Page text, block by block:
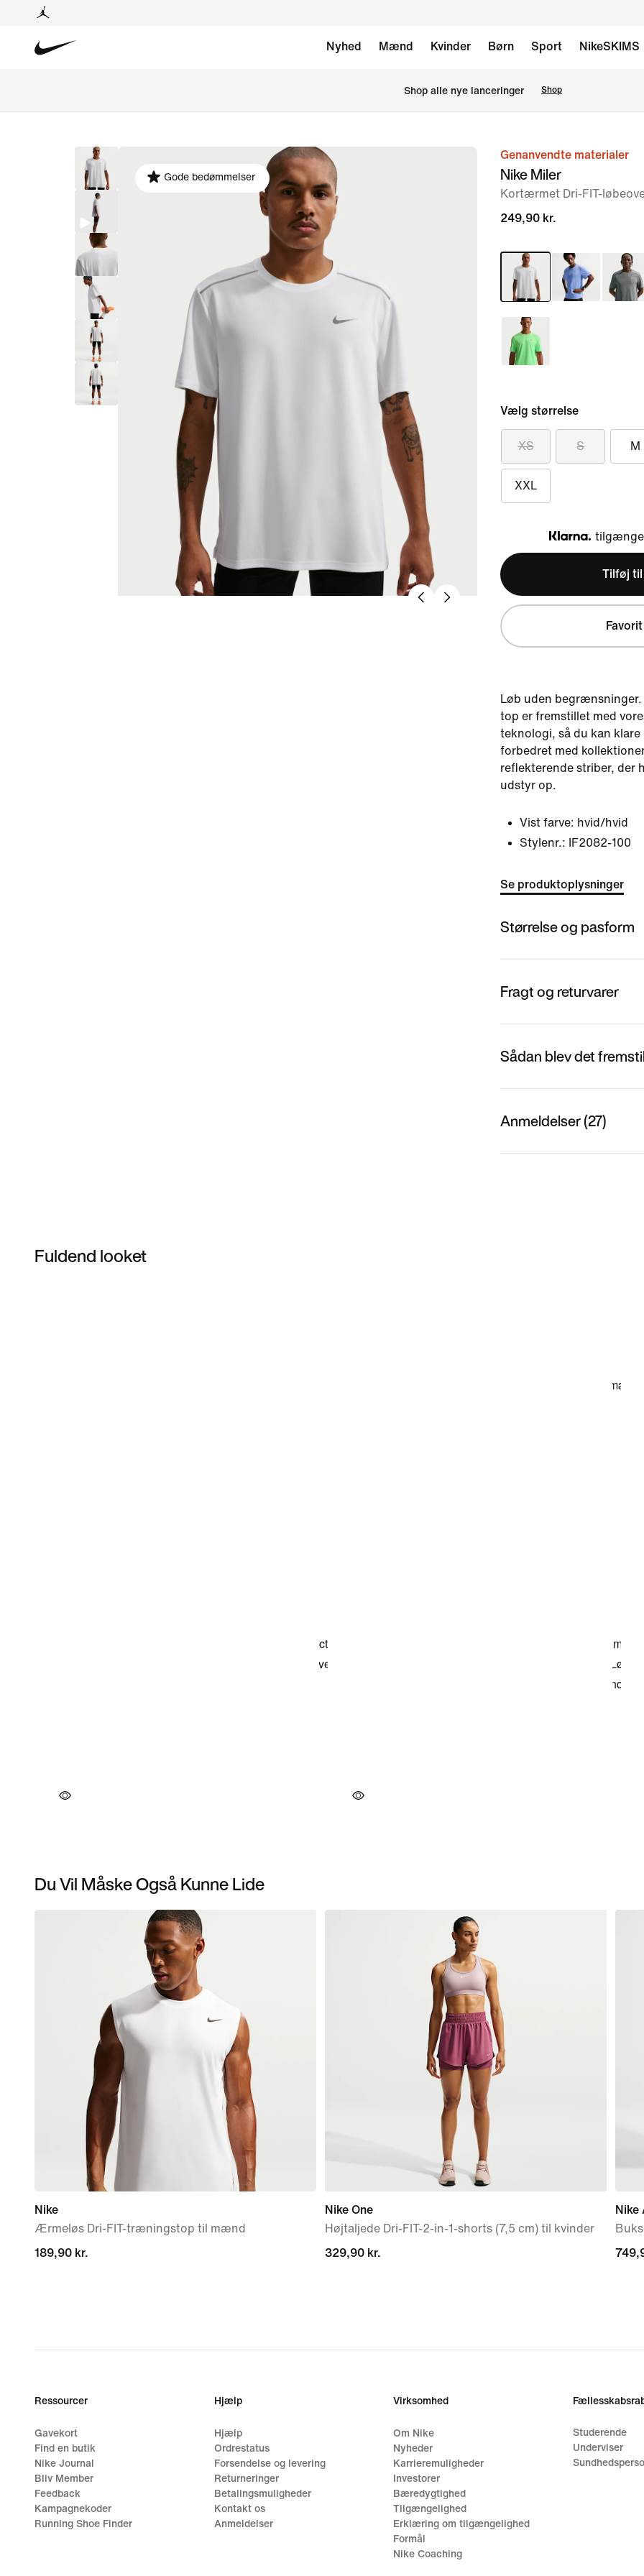
Nyhed Mænd Kvinder Børn Sport NikeSKIMS
Shop alle nye lanceringer Shop
billede
Gode bedømmelser
Genanvendte materialer
Nike Miler
Kortærmet Dri-FIT-
249,90 kr.
Vælg størrelse
XS S M
XXL
Klarna
Tilføj til
Favorit
Løb uden
top er fremstillet med
teknologi, så du kan klare
forbedret med
reflekterende striber, der
udstyr op.
Vist farve: hvid/hvid
Stylenr.:
IF2082-100
Se produktoplysninger
Størrelse og pasform
Fragt og returvarer
Sådan blev det
Anmeldelser (27)
Fuldend looket
Du Vil Måske Også Kunne Lide
Nike
Ærmeløs Dri-FIT-træningstop til mænd
189,90 kr.
189,90 kr.
Nike One
Højtaljede Dri-FIT-2-in-1-shorts (7,5 cm) til kvinder
329,90 kr.
329,90 kr.
Nike
Ressourcer
Gavekort
Find en butik
Nike Journal
Bliv Member
Feedback
Kampagnekoder
Running Shoe Finder
Hjælp
Hjælp
Ordrestatus
Forsendelse og levering
Returneringer
Betalingsmuligheder
Kontakt os
Anmeldelser
Virksomhed
Om Nike
Nyheder
Karrieremuligheder
Investorer
Bæredygtighed
Tilgængelighed
Erklæring om tilgængelighed
Formål
Nike Coaching
Studerende
Underviser